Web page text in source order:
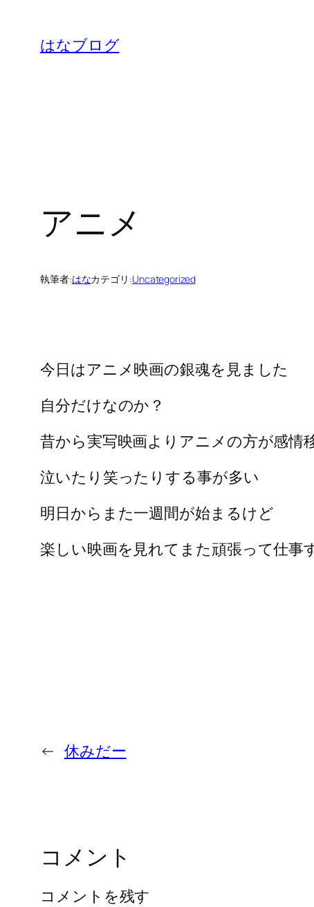
はなブログ
アニメ
執筆者:はなカテゴリ:Uncategorized
今日はアニメ映画の銀魂を見ました
自分だけなのか？
昔から実写映画よりアニメの方が感情
泣いたり笑ったりする事が多い
明日からまた一週間が始まるけど
楽しい映画を見れてまた頑張って仕事
← 休みだー
コメント
コメントを残す